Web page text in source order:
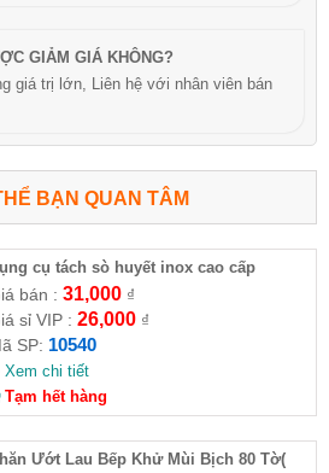
GIẢM GIÁ KHÔNG?
giá trị lớn, Liên hệ với nhân viên bán
BẠN QUAN TÂM
cụ tách sò huyết inox cao cấp
bán : 31,000₫
sỉ VIP : 26,000₫
SP: 10540
Xem chi tiết
Tạm hết hàng
Ướt Lau Bếp Khử Mùi Bịch 80 Tờ(